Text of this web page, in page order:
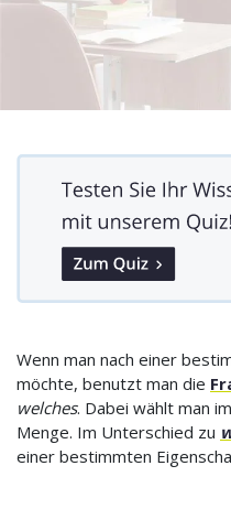
Wenn man nach einer
möchte, benutzt man die
welches. Dabei wählt man
Menge. Im Unterschied zu
einer bestimmten